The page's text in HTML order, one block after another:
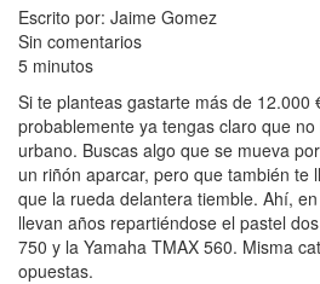
Escrito por: Jaime Gomez
Sin comentarios
5 minutos
Si te planteas gastarte más de 12.000
probablemente ya tengas claro que
urbano. Buscas algo que se mueva
un riñón aparcar, pero que también te
que la rueda delantera tiemble. Ahí,
llevan años repartiéndose el pastel
750 y la Yamaha TMAX 560. Misma
opuestas.